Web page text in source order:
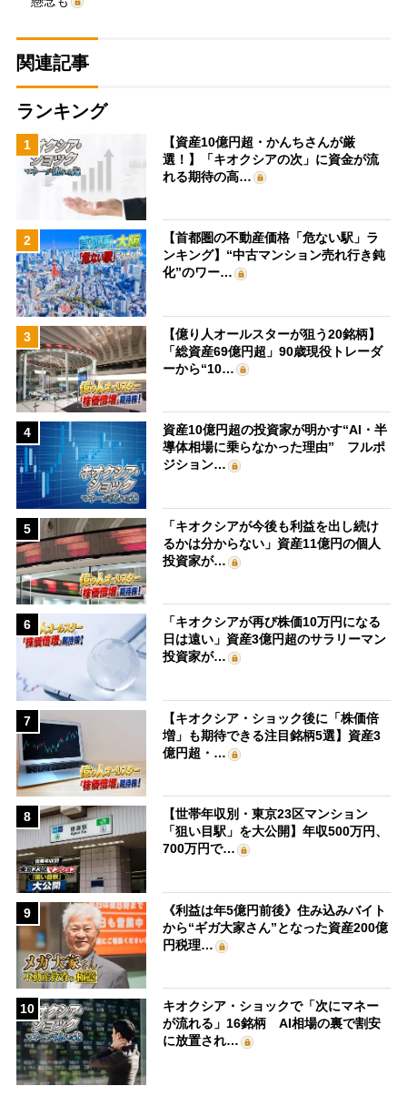
関連記事
ランキング
1
【資産10億円超・かんちさんが厳
選！】「キオクシアの次」に資金が流
れる期待の高…
2
【首都圏の不動産価格「危ない駅」ラ
ンキング】“中古マンション売れ行き鈍
化”のワー…
3
【億り人オールスターが狙う20銘柄】
「総資産69億円超」90歳現役トレーダ
ーから“10…
4
資産10億円超の投資家が明かす“AI・半
導体相場に乗らなかった理由” フルポ
ジション…
5
「キオクシアが今後も利益を出し続け
るかは分からない」資産11億円の個人
投資家が…
6
「キオクシアが再び株価10万円になる
日は遠い」資産3億円超のサラリーマン
投資家が…
7
【キオクシア・ショック後に「株価倍
増」も期待できる注目銘柄5選】資産3
億円超・…
8
【世帯年収別・東京23区マンション
「狙い目駅」を大公開】年収500万円、
700万円で…
9
《利益は年5億円前後》住み込みバイト
から“ギガ大家さん”となった資産200億
円税理…
10
キオクシア・ショックで「次にマネー
が流れる」16銘柄 AI相場の裏で割安
に放置され…